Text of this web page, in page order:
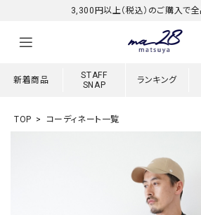
3,300円以上（税込）のご購入で
新着商品
STAFF
SNAP
ランキング
TOP コーディネート一覧